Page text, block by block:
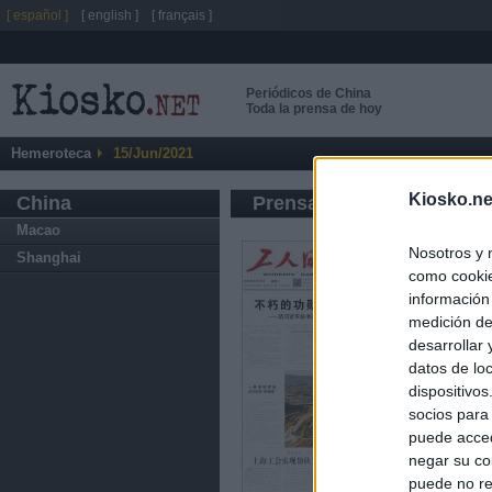
Nosotros y
como
medición
desarrollar
datos de
socios
puede
negar su
puede no
Periódicos de China
Toda la prensa de hoy
Hemeroteca 15/Jun/2021
China
Macao
Shanghai
Prensa de Información
[ español ] [ english ] [ français ]